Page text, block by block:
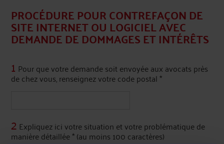
PROCÉDURE POUR CONTREFAÇON DE
SITE INTERNET OU LOGICIEL AVEC
DEMANDE DE DOMMAGES ET INTÉRÊTS
1 Pour que votre demande soit envoyée aux avocats près
de chez vous, renseignez votre code postal *
2 Expliquez ici votre situation et votre problématique de
manière détaillée * (au moins 100 caractères)